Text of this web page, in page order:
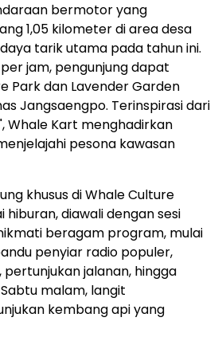
bermotor yang
1,05 kilometer di area desa
tarik utama pada tahun ini.
jam, pengunjung dapat
Park dan Lavender Garden
Jangsaengpo. Terinspirasi dari
Whale Kart menghadirkan
pesona kawasan
khusus di Whale Culture
diawali dengan sesi
beragam program, mulai
penyiar radio populer,
jalanan, hingga
malam, langit
kembang api yang